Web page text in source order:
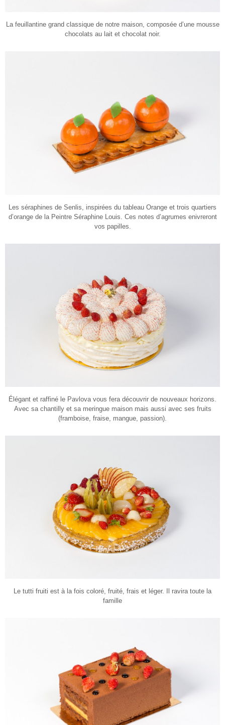
La feuillantine grand classique de notre maison, composée d’une mousse
chocolats au lait et chocolat noir.
Les séraphines de Senlis, inspirées du tableau Orange et trois quartiers
d’orange de la Peintre Séraphine Louis. Ces notes d’agrumes enivreront
vos papilles.
Élégant et raffiné le Pavlova vous fera découvrir de nouveaux horizons.
Avec sa chantilly et sa meringue maison mais aussi avec ses fruits
(framboise, fraise, mangue, passion).
Le tutti fruiti est à la fois coloré, fruité, frais et léger. Il ravira toute la
famille